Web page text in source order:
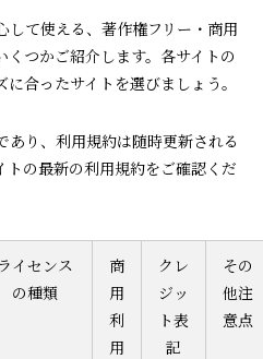
して使える、著作権フリー・商用
つかご紹介します。各サイトの
合ったサイトを選びましょう。
り、利用規約は随時更新される
の最新の利用規約をご確認くだ
ライセンス
の種類
商
用
利
用
クレ
ジッ
ト表
記
その
他注
意点